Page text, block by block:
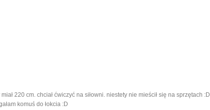
220 cm. chciał ćwiczyć na siłowni. niestety nie mieścił się na sprzętach :D
komuś do łokcia :D